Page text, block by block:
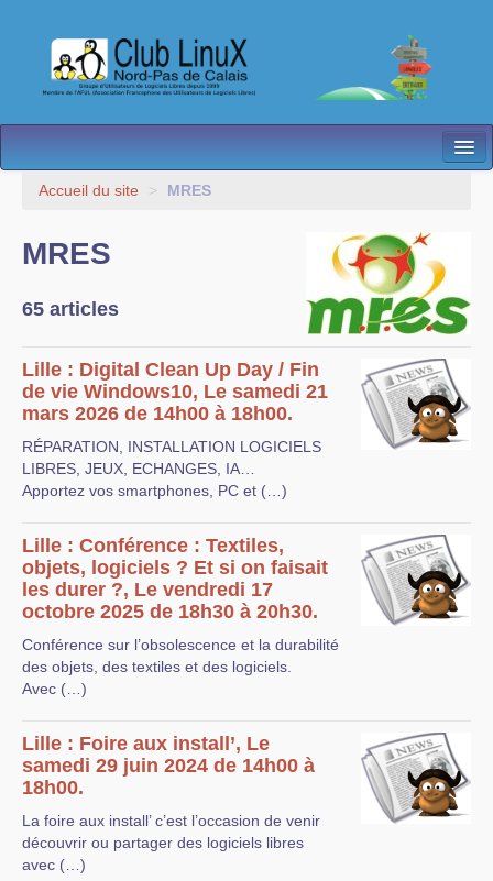
L’Association
Contact
Les antennes
Espace membres
Accueil du site > MRES
MRES
65 articles
Lille : Digital Clean Up Day / Fin
de vie Windows10, Le samedi 21
mars 2026 de 14h00 à 18h00.
RÉPARATION, INSTALLATION LOGICIELS
LIBRES, JEUX, ECHANGES, IA…
Apportez vos smartphones, PC et (…)
Lille : Conférence : Textiles,
objets, logiciels ? Et si on faisait
les durer ?, Le vendredi 17
octobre 2025 de 18h30 à 20h30.
Conférence sur l’obsolescence et la durabilité
des objets, des textiles et des logiciels.
Avec (…)
Lille : Foire aux install’, Le
samedi 29 juin 2024 de 14h00 à
18h00.
La foire aux install’ c’est l’occasion de venir
découvrir ou partager des logiciels libres
avec (…)